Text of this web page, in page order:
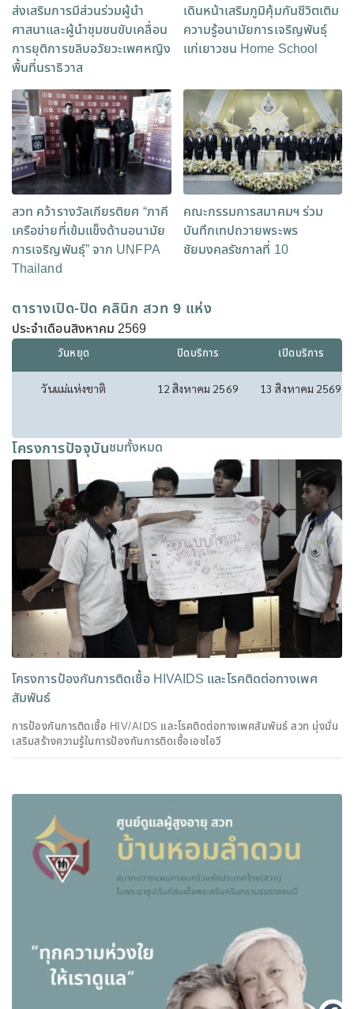
ส่งเสริมการมีส่วนร่วมผู้นำ
ศาสนาและผู้นำชุมชนขับเคลื่อน
การยุติการขลิบอวัยวะเพศหญิง
พื้นที่นราธิวาส
เดินหน้าเสริมภูมิคุ้มกันชีวิตเติม
ความรู้อนามัยการเจริญพันธุ์
แก่เยาวชน Home School
สวท คว้ารางวัลเกียรติยศ “ภาคี
เครือข่ายที่เข้มแข็งด้านอนามัย
การเจริญพันธุ์” จาก UNFPA
Thailand
คณะกรรมการสมาคมฯ ร่วม
บันทึกเทปถวายพระพร
ชัยมงคลรัชกาลที่ 10
ตารางเปิด-ปิด คลินิก สวท 9 แห่ง
ประจำเดือนสิงหาคม 2569
วันหยุด ปิดบริการ เปิดบริการ
วันแม่แห่งชาติ 12 สิงหาคม 2569 13 สิงหาคม 2569
โครงการปัจจุบันชมทั้งหมด
โครงการป้องกันการติดเชื้อ HIVAIDS และโรคติดต่อทางเพศ
สัมพันธ์
การป้องกันการติดเชื้อ HIV/AIDS และโรคติดต่อทางเพศสัมพันธ์ สวท มุ่งมั่น
เสริมสร้างความรู้ในการป้องกันการติดเชื้อเอชไอวี